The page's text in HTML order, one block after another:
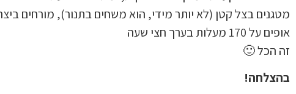
מטגנים בצל קטן (לא יותר מידי, הוא משחים בתנור), מורחים
אופים על 170 מעלות בערך חצי שעה
זה הכל 🙂
בהצלחה!